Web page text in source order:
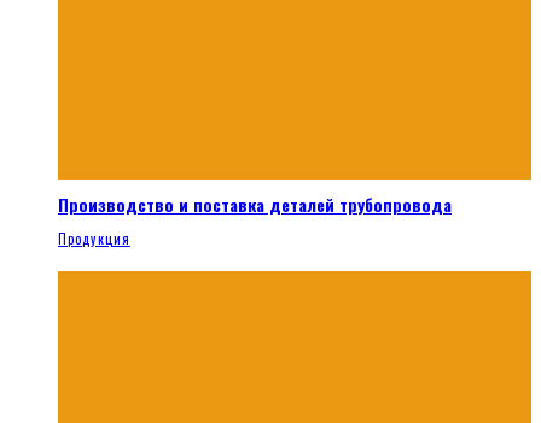
Производство и поставка деталей трубопровода
Продукция